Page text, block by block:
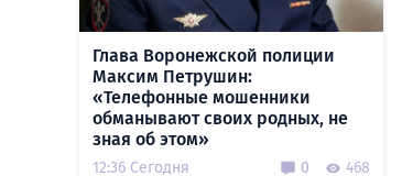
Глава Воронежской полиции
Максим Петрушин:
«Телефонные мошенники
обманывают своих родных, не
зная об этом»
12:36 Сегодня 0 468